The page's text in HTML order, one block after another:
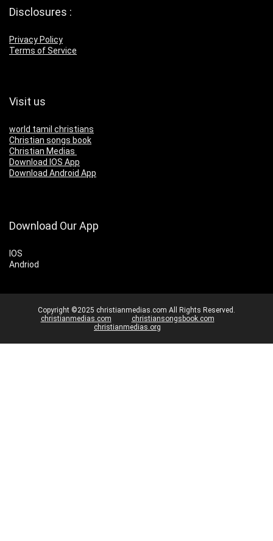
Disclosures :
Privacy Policy
Terms of Service
Visit us
world tamil christians
Christian songs book
Christian Medias
Download IOS App
Download Android App
Download Our App
IOS
Andriod
Copyright ©2025 christianmedias.com All Rights Reserved.
christianmedias.com
christiansongsbook.com
christianmedias.org